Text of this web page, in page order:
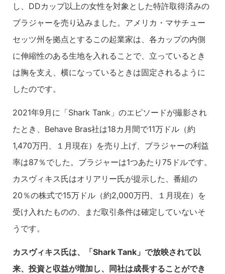
し、DDカップ以上の女性を対象とした特許取得済みの
ブラジャーを売り込みました。アメリカ・マサチュー
セッツ州を拠点とするこの起業家は、各カップの内側
に伸縮性のある生地を入れることで、立っているとき
は胸を支え、横になっているときは固定されるように
したのです。
2021年9月に「Shark Tank」のエピソードが撮影され
たとき、Behave Bras社は18カ月間で11万ドル（約
1,470万円、１月現在）を売り上げ、ブラジャーの利益
率は87％でした。ブラジャーは1つあたり75ドルです。
カスヴィキス氏はオリアリー氏が提示した、番組の
20％の株式で15万ドル（約2,000万円、１月現在）を
受け入れたものの、まだ取引条件は確定していないそ
うです。
カスヴィキス氏は、「Shark Tank」で放映されて以
来、投資と収益が増加し、同社は成長することができ